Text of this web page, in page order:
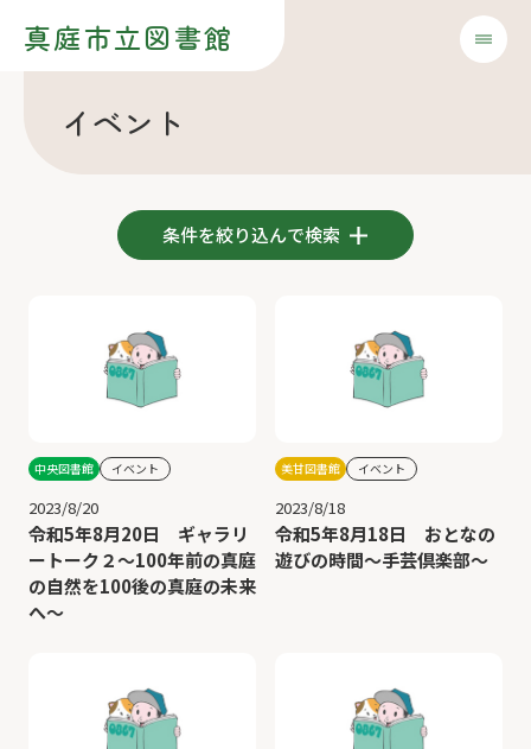
真庭市立図書館
イベント
条件を絞り込んで検索
中央図書館 イベント
2023/8/20
令和5年8月20日 ギャラリ
ートーク２～100年前の真庭
の自然を100後の真庭の未来
へ～
美甘図書館 イベント
2023/8/18
令和5年8月18日 おとなの
遊びの時間～手芸倶楽部～